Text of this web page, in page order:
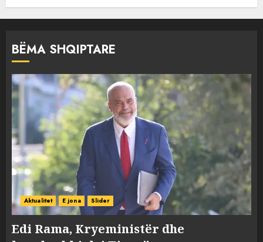
BËMA SHQIPTARE
Aktualitet E jona Slider
Edi Rama, Kryeministër dhe